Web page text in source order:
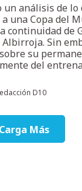
análisis de lo
una Copa del
continuidad de
Sin
su
del
D10
Carga Más